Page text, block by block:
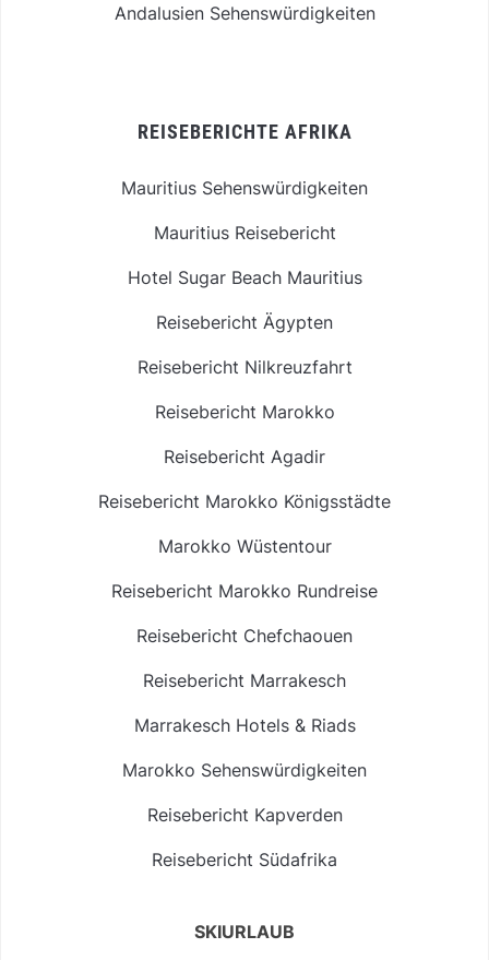
Andalusien Sehenswürdigkeiten
REISEBERICHTE AFRIKA
Mauritius Sehenswürdigkeiten
Mauritius Reisebericht
Hotel Sugar Beach Mauritius
Reisebericht Ägypten
Reisebericht Nilkreuzfahrt
Reisebericht Marokko
Reisebericht Agadir
Reisebericht Marokko Königsstädte
Marokko Wüstentour
Reisebericht Marokko Rundreise
Reisebericht Chefchaouen
Reisebericht Marrakesch
Marrakesch Hotels & Riads
Marokko Sehenswürdigkeiten
Reisebericht Kapverden
Reisebericht Südafrika
SKIURLAUB